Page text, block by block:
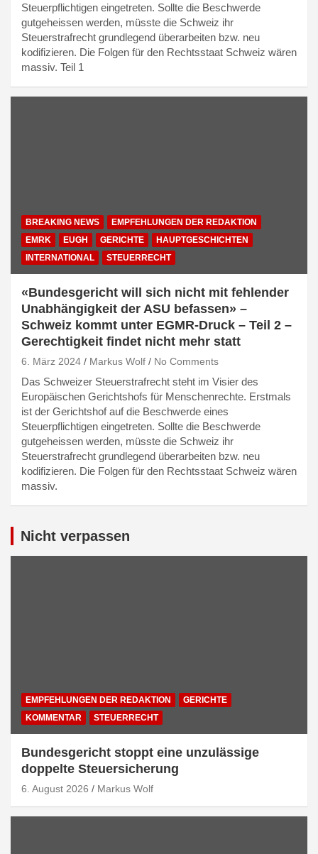
Steuerpflichtigen eingetreten. Sollte die Beschwerde
gutgeheissen werden, müsste die Schweiz ihr
Steuerstrafrecht grundlegend überarbeiten bzw. neu
kodifizieren. Die Folgen für den Rechtsstaat Schweiz wären
massiv. Teil 1
BREAKING NEWS
EMPFEHLUNGEN DER REDAKTION
EMRK
EUGH GERICHTE
HAUPTGESCHICHTEN
INTERNATIONAL
STEUERRECHT
«Bundesgericht will sich nicht mit fehlender
Unabhängigkeit der ASU befassen» –
Schweiz kommt unter EGMR-Druck – Teil 2 –
Gerechtigkeit findet nicht mehr statt
6. März 2024 Markus Wolf No Comments
Das Schweizer Steuerstrafrecht steht im Visier des
Europäischen Gerichtshofs für Menschenrechte. Erstmals
ist der Gerichtshof auf die Beschwerde eines
Steuerpflichtigen eingetreten. Sollte die Beschwerde
gutgeheissen werden, müsste die Schweiz ihr
Steuerstrafrecht grundlegend überarbeiten bzw. neu
kodifizieren. Die Folgen für den Rechtsstaat Schweiz wären
massiv.
Nicht verpassen
EMPFEHLUNGEN DER REDAKTION
GERICHTE
KOMMENTAR
STEUERRECHT
Bundesgericht stoppt eine unzulässige
doppelte Steuersicherung
6. August 2026 Markus Wolf